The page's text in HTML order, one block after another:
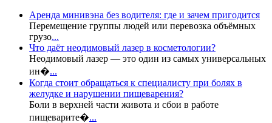
Аренда минивэна без водителя: где и зачем пригодится
Перемещение группы людей или перевозка объёмных
грузо...
Что даёт неодимовый лазер в косметологии?
Неодимовый лазер — это один из самых универсальных
ин�...
Когда стоит обращаться к специалисту при болях в
желудке и нарушении пищеварения?
Боли в верхней части живота и сбои в работе
пищеварите�...